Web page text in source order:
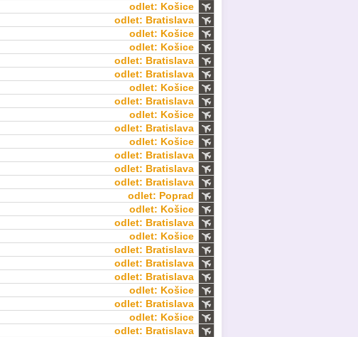
odlet: Košice
odlet: Bratislava
odlet: Košice
odlet: Košice
odlet: Bratislava
odlet: Bratislava
odlet: Košice
odlet: Bratislava
odlet: Košice
odlet: Bratislava
odlet: Košice
odlet: Bratislava
odlet: Bratislava
odlet: Bratislava
odlet: Poprad
odlet: Košice
odlet: Bratislava
odlet: Košice
odlet: Bratislava
odlet: Bratislava
odlet: Bratislava
odlet: Košice
odlet: Bratislava
odlet: Košice
odlet: Bratislava